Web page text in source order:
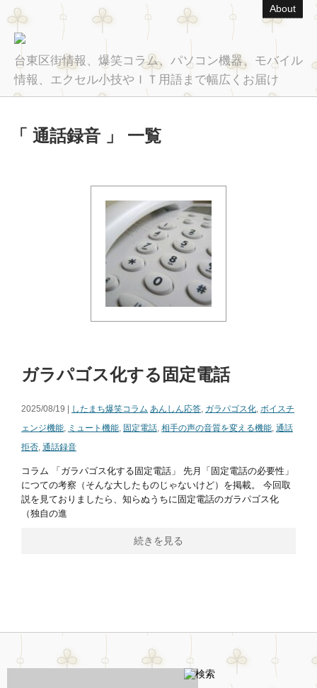
About
台東区街情報、爆笑コラム、パソコン機器、モバイル
情報、エクセル小技やＩＴ用語まで幅広くお届け
「 通話録音 」 一覧
ガラパゴス化する固定電話
2025/08/19 | したまち爆笑コラム あんしん応答, ガラパゴス化, ボイスチ
ェンジ機能, ミュート機能, 固定電話, 相手の声の音質を変える機能, 通話
拒否, 通話録音
コラム 「ガラパゴス化する固定電話」 先月「固定電話の必要性」
につての考察（そんな大したものじゃないけど）を掲載。 今回取
説を見ておりましたら、知らぬうちに固定電話のガラパゴス化
（独自の進
続きを見る